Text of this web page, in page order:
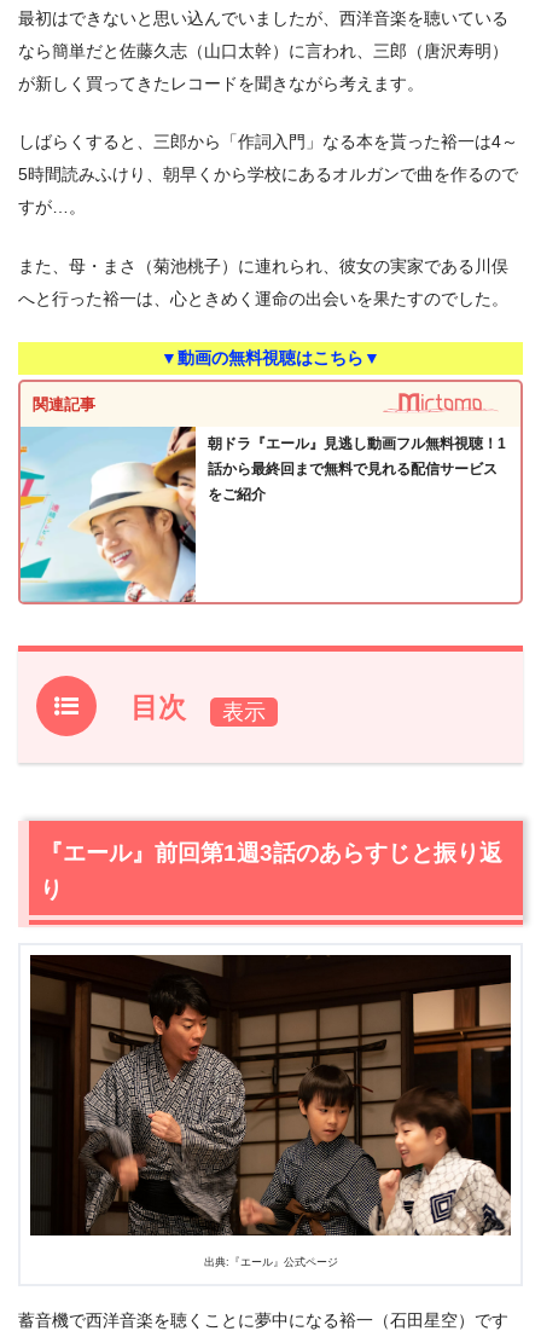
最初はできないと思い込んでいましたが、西洋音楽を聴いている
なら簡単だと佐藤久志（山口太幹）に言われ、三郎（唐沢寿明）
が新しく買ってきたレコードを聞きながら考えます。
しばらくすると、三郎から「作詞入門」なる本を貰った裕一は4～
5時間読みふけり、朝早くから学校にあるオルガンで曲を作るので
すが…。
また、母・まさ（菊池桃子）に連れられ、彼女の実家である川俣
へと行った裕一は、心ときめく運命の出会いを果たすのでした。
▼動画の無料視聴はこちら▼
関連記事
朝ドラ『エール』見逃し動画フル無料視聴！1
話から最終回まで無料で見れる配信サービス
をご紹介
目次
1.『エール』前回第1週3話のあらすじと振り返り
2.1
藤堂清晴（森山直太朗）からの課題に悩む裕一（石田星
れて教会へ来た裕一（石田星空）は運命の出会いを果たす
2.3
作詞入門の本を貰った裕一（石田星空）はこれを読み
ふけり、朝早くから学校で曲を作るが…
『エール』第1週4話まとめ
『エール』前回第1週3話のあらすじと振り返
り
出典:『エール』公式ページ
蓄音機で西洋音楽を聴くことに夢中になる裕一（石田星空）です